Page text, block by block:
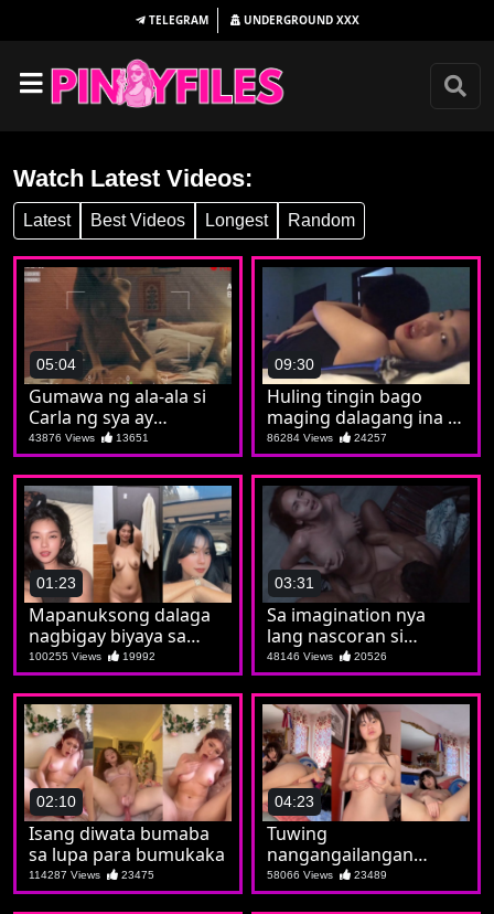
TELEGRAM UNDERGROUND XXX
Watch Latest Videos:
Latest Best Videos Longest Random
05:04
Gumawa ng ala-ala si
Carla ng sya ay
nagpakaputa at
pumatong sa batuta
43876 Views 13651
09:30
Huling tingin bago
maging dalagang ina si
Christine
86284 Views 24257
01:23
Mapanuksong dalaga
nagbigay biyaya sa
madla
100255 Views 19992
03:31
Sa imagination nya
lang nascoran si
Maricon
48146 Views 20526
02:10
Isang diwata bumaba
sa lupa para bumukaka
114287 Views 23475
04:23
Tuwing
nangangailangan
nagsoshow si Marian
58066 Views 23489